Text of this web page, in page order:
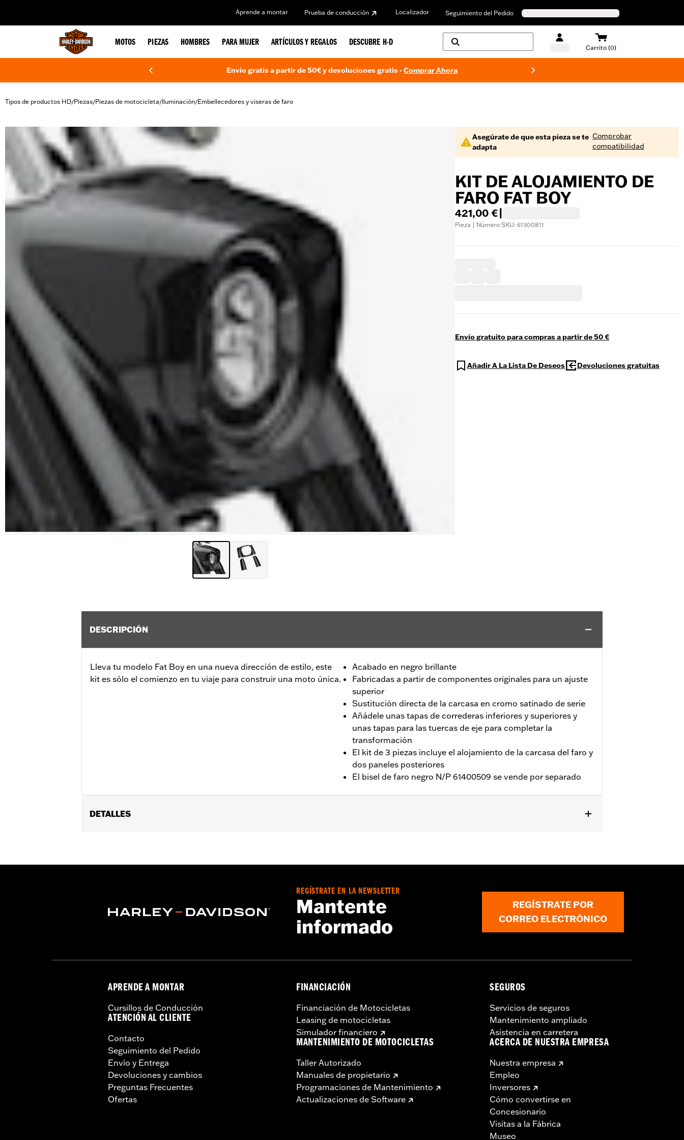
Aprende a montar Prueba de conducción Localizador Seguimiento del Pedido
MOTOS PIEZAS HOMBRES PARA MUJER ARTÍCULOS Y REGALOS DESCUBRE H-D
Carrito (0)
Envío gratis a partir de 50€ y devoluciones gratis -Comprar Ahora
Tipos de productos HD/Piezas/Piezas de motocicleta/Iluminación/Embellecedores y viseras de faro
Asegúrate de que esta pieza se te
adapta
Comprobar
compatibilidad
KIT DE ALOJAMIENTO DE
FARO FAT BOY
421,00 €
Pieza | Número SKU: 61300811
Envío gratuito para compras a partir de 50 €
Añadir A La Lista De Deseos Devoluciones gratuitas
DESCRIPCIÓN
Lleva tu modelo Fat Boy en una nueva dirección de estilo, este
kit es sólo el comienzo en tu viaje para construir una moto única.
Acabado en negro brillante
Fabricadas a partir de componentes originales para un ajuste
superior
Sustitución directa de la carcasa en cromo satinado de serie
Añádele unas tapas de correderas inferiores y superiores y
unas tapas para las tuercas de eje para completar la
transformación
El kit de 3 piezas incluye el alojamiento de la carcasa del faro y
dos paneles posteriores
El bisel de faro negro N/P 61400509 se vende por separado
DETALLES
Se vende por separado:Bisel negro de faro N/P 61400509
Paneles de carcasa, adornos adhesivos, tornillos
REGÍSTRATE EN LA NEWSLETTER
Mantente
informado
REGÍSTRATE POR
CORREO ELECTRÓNICO
APRENDE A MONTAR
Cursillos de Conducción
ATENCIÓN AL CLIENTE
Contacto
Seguimiento del Pedido
Envío y Entrega
Devoluciones y cambios
Preguntas Frecuentes
Ofertas
FINANCIACIÓN
Financiación de Motocicletas
Leasing de motocicletas
Simulador financiero
MANTENIMIENTO DE MOTOCICLETAS
Taller Autorizado
Manuales de propietario
Programaciones de Mantenimiento
Actualizaciones de Software
SEGUROS
Servicios de seguros
Mantenimiento ampliado
Asistencia en carretera
ACERCA DE NUESTRA EMPRESA
Nuestra empresa
Empleo
Inversores
Cómo convertirse en
Concesionario
Visitas a la Fábrica
Museo